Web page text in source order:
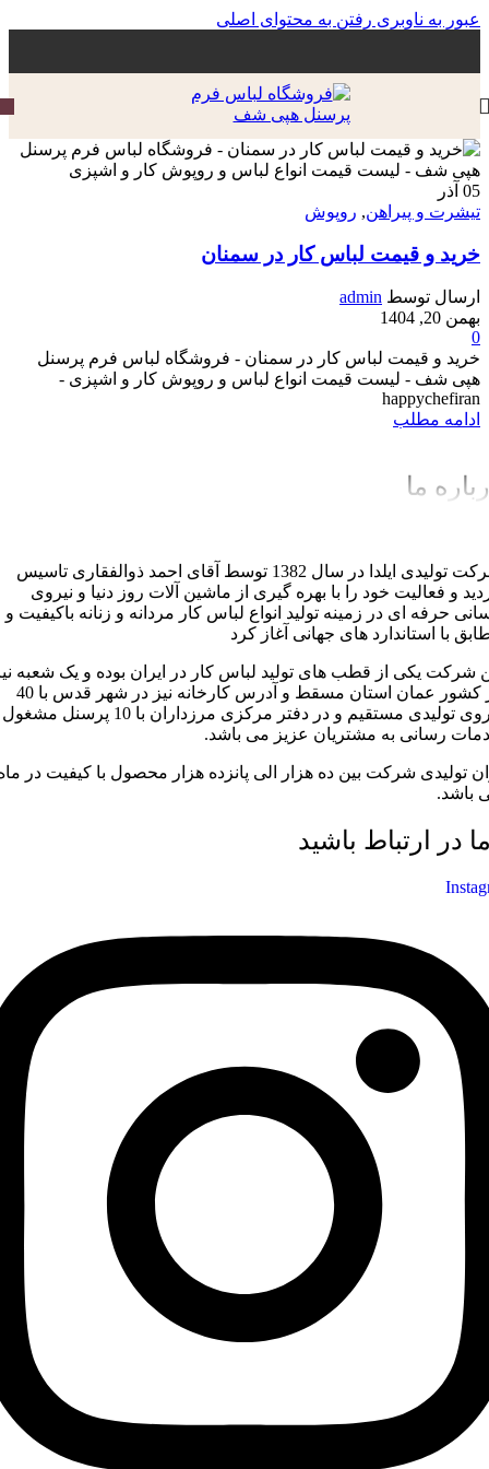
عبور به ناوبری رفتن به محتوای اصلی
05 آذر
تیشرت و پیراهن, روپوش
خرید و قیمت لباس کار در سمنان
ارسال توسط admin
بهمن 20, 1404
0
خرید و قیمت لباس کار در سمنان - فروشگاه لباس فرم پرسنل
هپی شف - لیست قیمت انواع لباس و روپوش کار و اشپزی -
happychefiran
ادامه مطلب
ما
شرکت تولیدی ایلدا در سال 1382 توسط آقای احمد ذوالفقاری تاسیس
و فعالیت خود را با بهره گیری از ماشین آلات روز دنیا و نیروی
حرفه ای در زمینه تولید انواع لباس کار مردانه و زنانه باکیفیت و
با استاندارد های جهانی آغاز کرد
شرکت یکی از قطب های تولید لباس کار در ایران بوده و یک شعبه
در کشور عمان استان مسقط و آدرس کارخانه نیز در شهر قدس با 40
نیروی تولیدی مستقیم و در دفتر مرکزی مرزداران با 10 پرسنل مشغول
رسانی به مشتریان عزیز می باشد.
تولیدی شرکت بین ده هزار الی پانزده هزار محصول با کیفیت در
باشد.
در ارتباط باشید